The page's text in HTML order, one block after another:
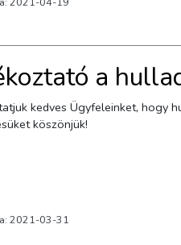
a
kedves Ügyfeleinket, hogy
köszönjük!
2021-03-31